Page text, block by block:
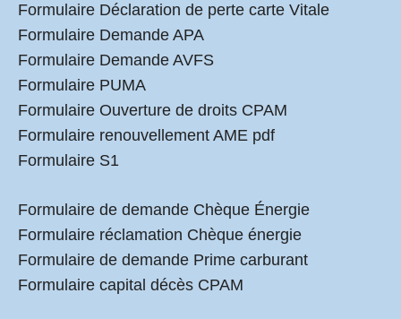
Formulaire Déclaration de perte carte Vitale
Formulaire Demande APA
Formulaire Demande AVFS
Formulaire PUMA
Formulaire Ouverture de droits CPAM
Formulaire renouvellement AME pdf
Formulaire S1
Formulaire de demande Chèque Énergie
Formulaire réclamation Chèque énergie
Formulaire de demande Prime carburant
Formulaire capital décès CPAM